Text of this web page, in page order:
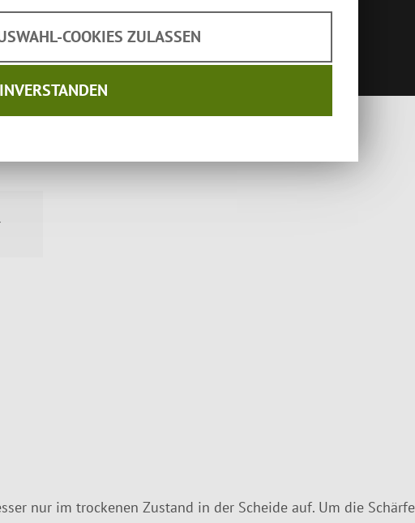
nur im trockenen Zustand in der Scheide auf. Um die
COOKIES ZULASSEN